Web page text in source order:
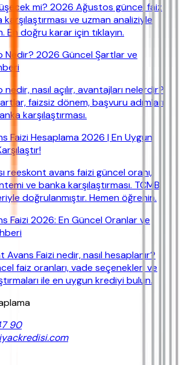
mi? 2026 Ağustos güncel faiz
ve uzman analiziyle
En doğru karar için tıklayın.
Nedir? 2026 Güncel Şartlar ve
nasıl açılır, avantajları nelerdir?
faizsiz dönem, başvuru adımları
karşılaştırması.
Faizi Hesaplama 2026 | En Uygun
reeskont avans faizi güncel oranı,
ve banka karşılaştırması. TCMB
doğrulanmıştır. Hemen öğrenin.
Faizi 2026: En Güncel Oranlar ve
Avans Faizi nedir, nasıl hesaplanır?
faiz oranları, vade seçenekleri ve
ile en uygun krediyi bulun.
90